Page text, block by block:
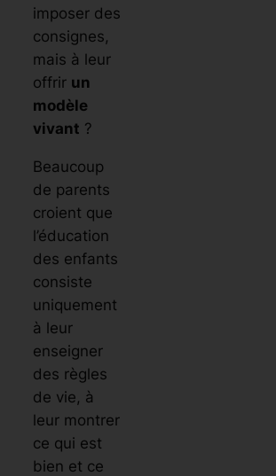
imposer des
consignes,
mais à leur
offrir un
modèle
vivant ?
Beaucoup
de parents
croient que
l’éducation
des enfants
consiste
uniquement
à leur
enseigner
des règles
de vie, à
leur montrer
ce qui est
bien et ce